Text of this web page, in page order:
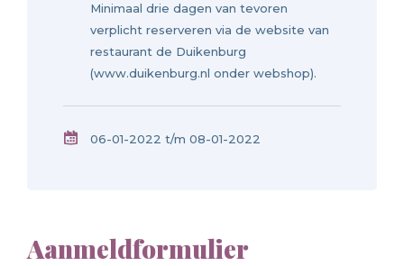
Minimaal drie dagen van tevoren
verplicht reserveren via de website van
restaurant de Duikenburg
(www.duikenburg.nl onder webshop).
06-01-2022 t/m 08-01-2022
Aanmeldformulier